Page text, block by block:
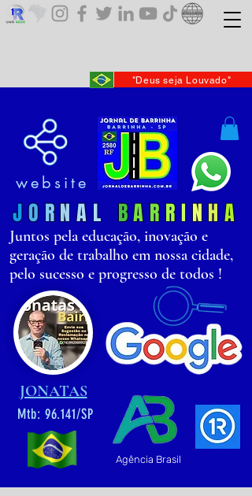
"Deus seja Louvado"
website
JO RNAL BARRI NHA
Juntos pela educação, inovação e
geração de trabalho em nossa cidade,
pelo sucesso e progresso de todos !
JONATAS
Mtb: 96.141/SP
Agência Brasil